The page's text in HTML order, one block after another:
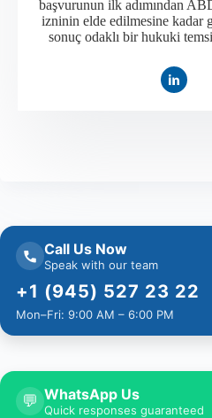
başvurunun ilk adımından
izninin elde edilmesine kadar
sonuç odaklı bir hukuki
Call Us Now
Speak with our team
+1 (945) 527 23 22
Mon–Fri: 9:00 AM – 6:00 PM
💬 WhatsApp Us
Quick responses guaranteed